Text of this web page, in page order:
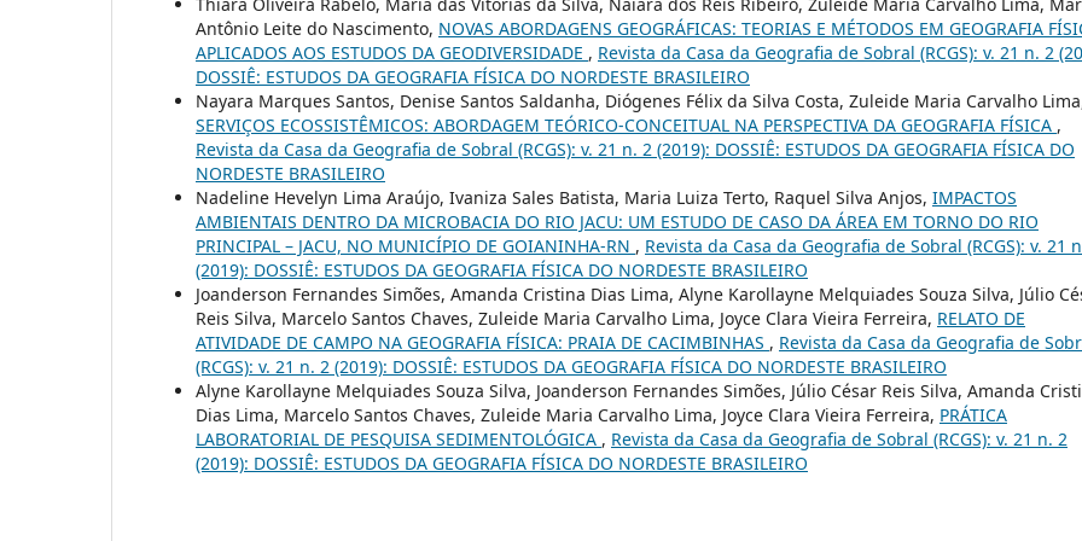
Antônio Leite do Nascimento, NOVAS ABORDAGENS GEOGRÁFICAS: TEORIAS E MÉTODOS EM GEOGRAFIA
APLICADOS AOS ESTUDOS DA GEODIVERSIDADE , Revista da Casa da Geografia de Sobral (RCGS): v. 21 n. 2
DOSSIÊ: ESTUDOS DA GEOGRAFIA FÍSICA DO NORDESTE BRASILEIRO
Nayara Marques Santos, Denise Santos Saldanha, Diógenes Félix da Silva Costa, Zuleide Maria Carvalho
SERVIÇOS ECOSSISTÊMICOS: ABORDAGEM TEÓRICO-CONCEITUAL NA PERSPECTIVA DA GEOGRAFIA FÍSICA ,
Revista da Casa da Geografia de Sobral (RCGS): v. 21 n. 2 (2019): DOSSIÊ: ESTUDOS DA GEOGRAFIA FÍSICA DO
NORDESTE BRASILEIRO
Nadeline Hevelyn Lima Araújo, Ivaniza Sales Batista, Maria Luiza Terto, Raquel Silva Anjos, IMPACTOS
AMBIENTAIS DENTRO DA MICROBACIA DO RIO JACU: UM ESTUDO DE CASO DA ÁREA EM TORNO DO RIO
PRINCIPAL – JACU, NO MUNICÍPIO DE GOIANINHA-RN , Revista da Casa da Geografia de Sobral (RCGS): v. 21
(2019): DOSSIÊ: ESTUDOS DA GEOGRAFIA FÍSICA DO NORDESTE BRASILEIRO
Joanderson Fernandes Simões, Amanda Cristina Dias Lima, Alyne Karollayne Melquiades Souza Silva, Júlio
Reis Silva, Marcelo Santos Chaves, Zuleide Maria Carvalho Lima, Joyce Clara Vieira Ferreira, RELATO DE
ATIVIDADE DE CAMPO NA GEOGRAFIA FÍSICA: PRAIA DE CACIMBINHAS , Revista da Casa da Geografia de
(RCGS): v. 21 n. 2 (2019): DOSSIÊ: ESTUDOS DA GEOGRAFIA FÍSICA DO NORDESTE BRASILEIRO
Alyne Karollayne Melquiades Souza Silva, Joanderson Fernandes Simões, Júlio César Reis Silva, Amanda
Dias Lima, Marcelo Santos Chaves, Zuleide Maria Carvalho Lima, Joyce Clara Vieira Ferreira, PRÁTICA
LABORATORIAL DE PESQUISA SEDIMENTOLÓGICA , Revista da Casa da Geografia de Sobral (RCGS): v. 21 n. 2
(2019): DOSSIÊ: ESTUDOS DA GEOGRAFIA FÍSICA DO NORDESTE BRASILEIRO